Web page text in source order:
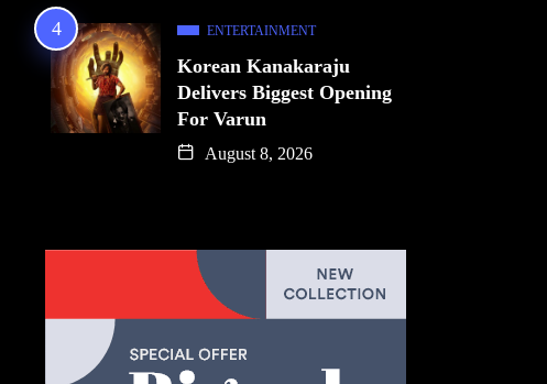
ENTERTAINMENT
Korean Kanakaraju
Delivers Biggest Opening
For Varun
August 8, 2026